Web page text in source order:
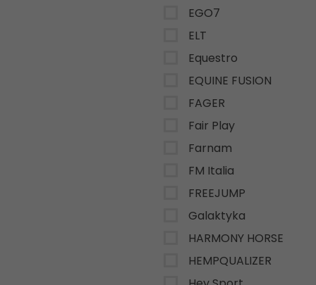
EGO7
ELT
Equestro
EQUINE FUSION
FAGER
Fair Play
Farnam
FM Italia
FREEJUMP
Galaktyka
HARMONY HORSE
HEMPQUALIZER